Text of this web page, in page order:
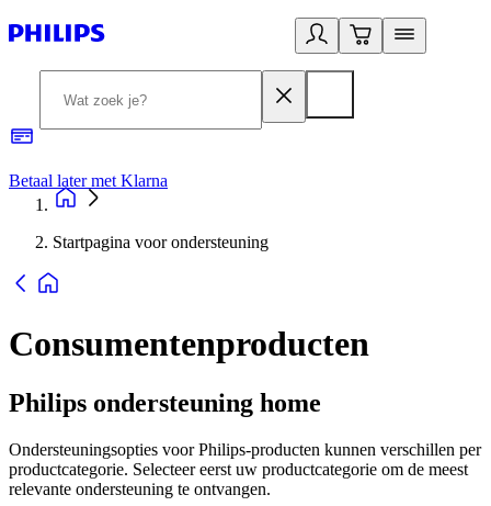
Betaal later met Klarna
Startpagina voor ondersteuning
Consumentenproducten
Philips ondersteuning home
Ondersteuningsopties voor Philips-producten kunnen verschillen per
productcategorie. Selecteer eerst uw productcategorie om de meest
relevante ondersteuning te ontvangen.